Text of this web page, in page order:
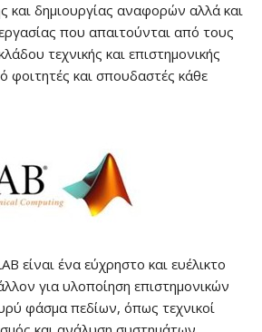
και δημιουργίας αναφορών αλλά και
που απαιτούνται από τους
τεχνικής και επιστημονικής
φοιτητές και σπουδαστές κάθε
είναι ένα εύχρηστο και ευέλικτο
για υλοποίηση επιστημονικών
φάσμα πεδίων, όπως τεχνικοί